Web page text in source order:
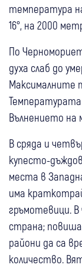
температура
16°, на 2000
По
духа слаб до
Максималните
Температурата
Вълнението на
В сряда и
купесто-
места в
има
гръмотевици.
страна;
райони да са
количество.